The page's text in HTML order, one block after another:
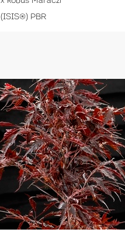
(ISIS®) PBR